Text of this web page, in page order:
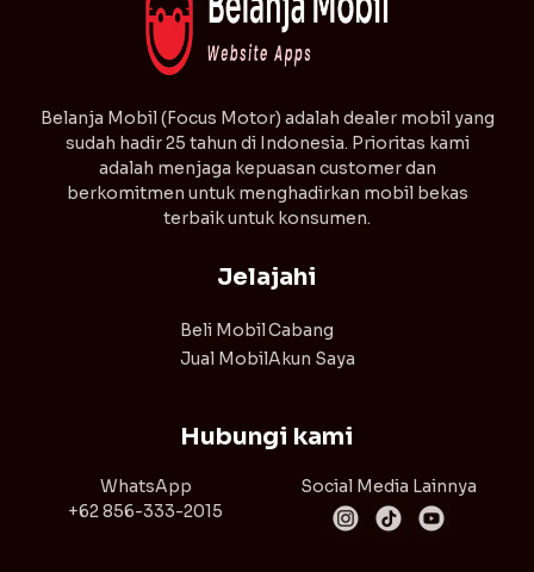
⁠Belanja Mobil (Focus Motor) adalah dealer mobil yang
sudah hadir 25 tahun di Indonesia. Prioritas kami
adalah menjaga kepuasan customer dan
berkomitmen untuk menghadirkan mobil bekas
terbaik untuk konsumen.
Jelajahi
Beli Mobil
Jual Mobil
Cabang
Akun Saya
Hubungi kami
WhatsApp
+62 856-333-2015
Social Media Lainnya